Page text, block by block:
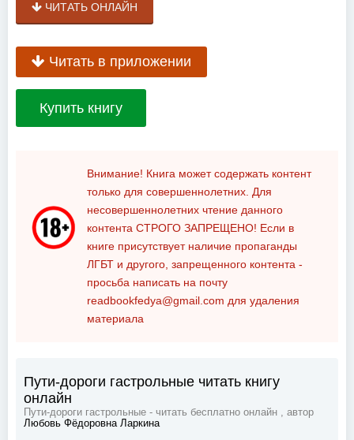
ЧИТАТЬ ОНЛАЙН
Читать в приложении
Купить книгу
Внимание! Книга может содержать контент
только для совершеннолетних. Для
несовершеннолетних чтение данного
контента СТРОГО ЗАПРЕЩЕНО! Если в
книге присутствует наличие пропаганды
ЛГБТ и другого, запрещенного контента -
просьба написать на почту
readbookfedya@gmail.com для удаления
материала
Пути-дороги гастрольные читать книгу
онлайн
Пути-дороги гастрольные - читать бесплатно онлайн , автор
Любовь Фёдоровна Ларкина